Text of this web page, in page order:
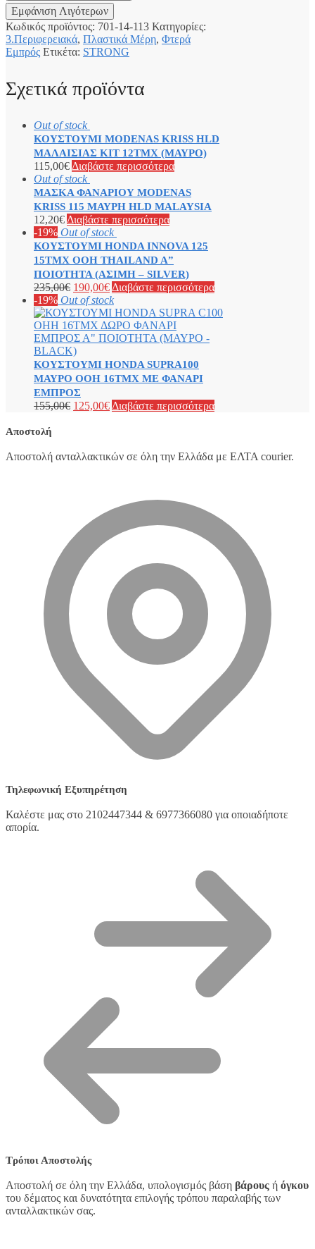
Κωδικός προϊόντος: 701-14-113 Κατηγορίες:
3.Περιφερειακά, Πλαστικά Μέρη, Φτερά
Εμπρός Ετικέτα: STRONG
Σχετικά προϊόντα
Out of stock
ΚΟΥΣΤΟΥΜΙ MODENAS KRISS HLD
ΜΑΛΑΙΣΙΑΣ ΚΙΤ 12ΤΜΧ (ΜΑΥΡΟ)
115,00€ Διαβάστε περισσότερα
Out of stock
ΜΑΣΚΑ ΦΑΝΑΡΙΟΥ MODENAS
KRISS 115 ΜΑΥΡΗ HLD MALAYSIA
12,20€ Διαβάστε περισσότερα
-19% Out of stock
ΚΟΥΣΤΟΥΜΙ HONDA INNOVA 125
15ΤΜΧ OOH THAILAND A”
ΠΟΙΟΤΗΤΑ (ΑΣΙΜΗ – SILVER)
235,00€ 190,00€ Διαβάστε περισσότερα
-19% Out of stock
ΚΟΥΣΤΟΥΜΙ HONDA SUPRA100
ΜΑΥΡΟ OOH 16ΤΜΧ ΜΕ ΦΑΝΑΡΙ
ΕΜΠΡΟΣ
155,00€ 125,00€ Διαβάστε περισσότερα
Αποστολή
Αποστολή ανταλλακτικών σε όλη την Ελλάδα με ΕΛΤΑ courier.
Τηλεφωνική Εξυπηρέτηση
Καλέστε μας στο 2102447344 & 6977366080 για οποιαδήποτε
απορία.
Τρόποι Αποστολής
Αποστολή σε όλη την Ελλάδα, υπολογισμός βάση βάρους ή όγκου
του δέματος και δυνατότητα επιλογής τρόπου παραλαβής των
ανταλλακτικών σας.